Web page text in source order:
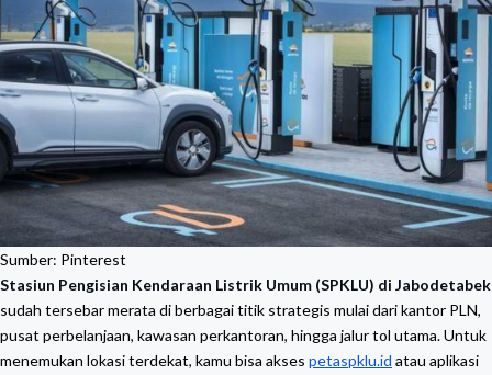
Sumber: Pinterest
Stasiun Pengisian Kendaraan Listrik Umum (SPKLU) di Jabodetabek
sudah tersebar merata di berbagai titik strategis mulai dari kantor PLN,
pusat perbelanjaan, kawasan perkantoran, hingga jalur tol utama. Untuk
menemukan lokasi terdekat, kamu bisa akses petaspklu.id atau aplikasi